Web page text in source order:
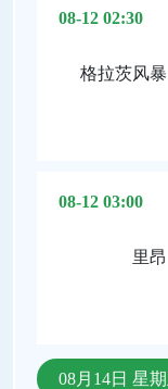
08-12 02:30
格拉茨风暴
08-12 03:00
里昂
08月14日 星